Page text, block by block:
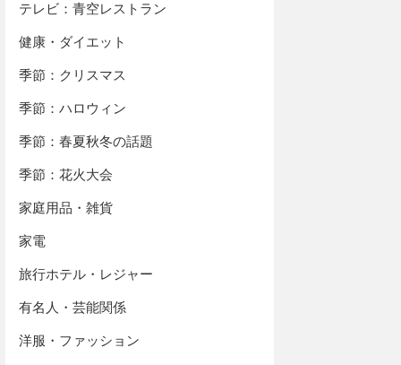
テレビ：青空レストラン
健康・ダイエット
季節：クリスマス
季節：ハロウィン
季節：春夏秋冬の話題
季節：花火大会
家庭用品・雑貨
家電
旅行ホテル・レジャー
有名人・芸能関係
洋服・ファッション